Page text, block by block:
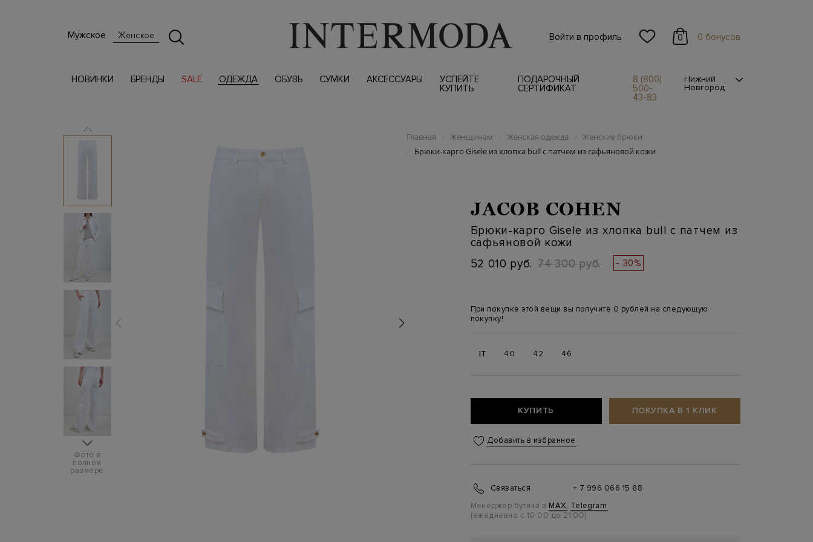
Мужское Женское Войти в профиль 0 0 бонусов
НОВИНКИ БРЕНДЫ SALE ОДЕЖДА ОБУВЬ СУМКИ АКСЕССУАРЫ
УСПЕЙТЕ
КУПИТЬ
ПОДАРОЧНЫЙ
СЕРТИФИКАТ
8 (800)
500-
43-83
Нижний
Новгород
Фото в
полном
размере
Главная / Женщинам / Женская одежда / Женские брюки
/ Брюки-карго Gisele из хлопка bull с патчем из сафьяновой кожи
JACOB COHEN
Брюки-карго Gisele из хлопка bull с патчем из
сафьяновой кожи
52 010 руб. 74 300 руб. - 30%
При покупке этой вещи вы получите 0 рублей на следующую
покупку!
IT 40 42 46
КУПИТЬ ПОКУПКА В 1 КЛИК
Добавить в избранное
Связаться
+ 7 996 066 15 88
Менеджер бутика в MAX, Telegram
(ежедневно с 10:00 до 21:00)